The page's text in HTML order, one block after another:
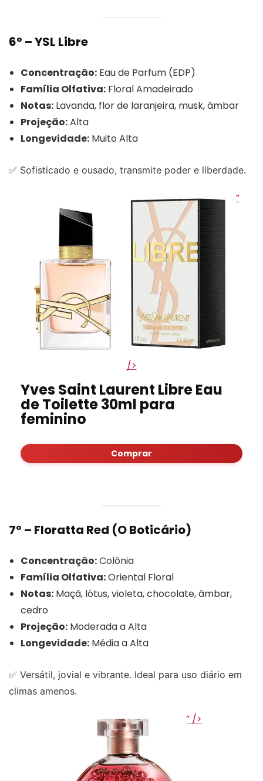
6º – YSL Libre
Concentração: Eau de Parfum (EDP)
Família Olfativa: Floral Amadeirado
Notas: Lavanda, flor de laranjeira, musk, âmbar
Projeção:Alta
Longevidade: Muito Alta
✅ Sofisticado e ousado, transmite poder e liberdade.
”
/>
Yves Saint Laurent Libre Eau
de Toilette 30ml para
feminino
Comprar
7º – Floratta Red (O Boticário)
Concentração:Colônia
Família Olfativa:Oriental Floral
Notas: Maçã, lótus, violeta, chocolate, âmbar,
cedro
Projeção: Moderada a Alta
Longevidade: Média a Alta
✅ Versátil, jovial e vibrante. Ideal para uso diário em
climas amenos.
” />